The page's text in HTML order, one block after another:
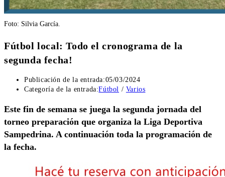
Foto: Silvia García.
Fútbol local: Todo el cronograma de la
segunda fecha!
Publicación de la entrada:05/03/2024
Categoría de la entrada:Fútbol / Varios
Este fin de semana se juega la segunda jornada del
torneo preparación que organiza la Liga Deportiva
Sampedrina. A continuación toda la programación de
la fecha.